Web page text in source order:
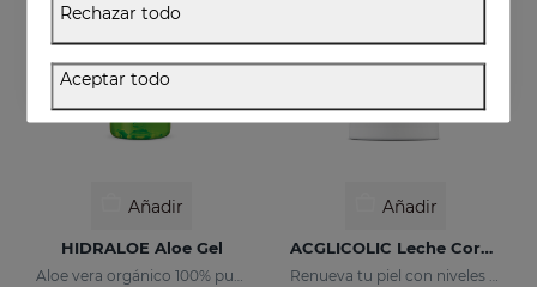
Añadir
HIDRALOE Aloe Gel
Aloe vera orgánico 100% puro
Añadir
ACGLICOLIC Leche Corporal
Renueva tu piel con niveles de eficacia nunca antes alcanzados
Rechazar todo
Aceptar todo